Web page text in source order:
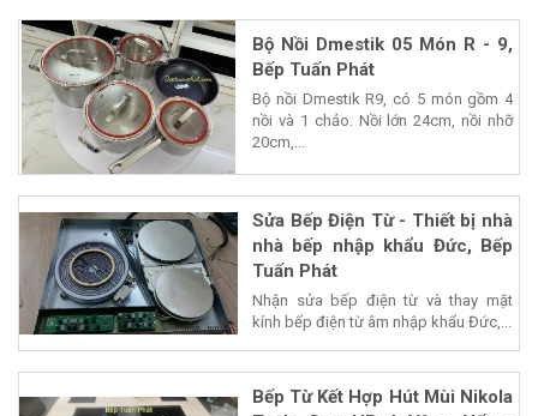
Bộ Nồi Dmestik 05 Món R - 9,
Bếp Tuấn Phát
Bộ nồi Dmestik R9, có 5 món gồm 4
nồi và 1 chảo. Nồi lớn 24cm, nồi nhỡ
20cm,...
Sửa Bếp Điện Từ - Thiết bị nhà
nhà bếp nhập khẩu Đức, Bếp
Tuấn Phát
Nhận sửa bếp điện từ và thay mặt
kính bếp điện từ âm nhập khẩu Đức,...
Bếp Từ Kết Hợp Hút Mùi Nikola